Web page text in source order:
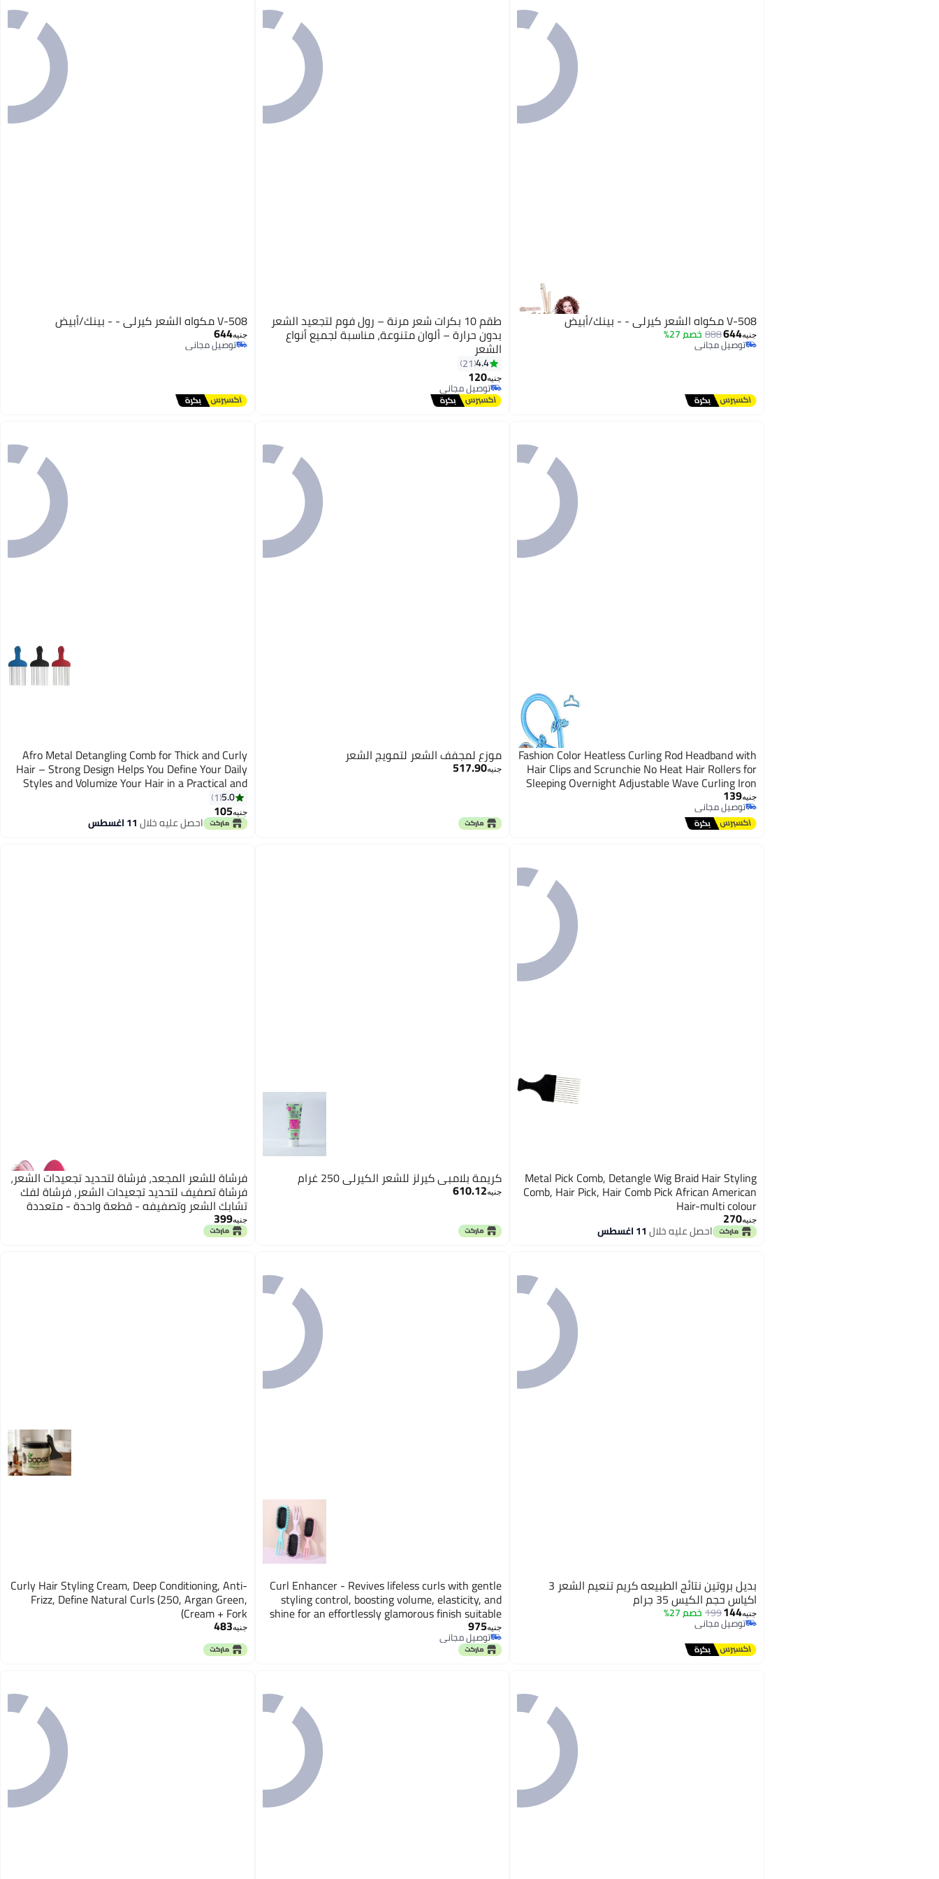
V-508 مكواه الشعر كيرلي - - بينك/أبيض
جنيه644
888 خصم 27%
توصيل مجاني
توصيل مجاني
طقم 10 بكرات شعر مرنة – رول فوم لتجعيد الشعر
بدون حرارة – ألوان متنوعة، مناسبة لجميع أنواع
الشعر
4.4
21
جنيه120
توصيل مجاني
توصيل مجاني
V-508 مكواه الشعر كيرلي - - بينك/أبيض
جنيه644
توصيل مجاني
توصيل مجاني
Fashion Color Heatless Curling Rod Headband with
Hair Clips and Scrunchie No Heat Hair Rollers for
Sleeping Overnight Adjustable Wave Curling Iron
Kit for Long Hair (Blue)
جنيه139
توصيل مجاني
توصيل مجاني
موزع لمجفف الشعر لتمويج الشعر
جنيه517.90
Afro Metal Detangling Comb for Thick and Curly
Hair – Strong Design Helps You Define Your Daily
Styles and Volumize Your Hair in a Practical and
Comfortable Style.
5.0
1
جنيه105
احصل عليه خلال11 اغسطس
Metal Pick Comb, Detangle Wig Braid Hair Styling
Comb, Hair Pick, Hair Comb Pick African American
Hair-multi colour
جنيه270
احصل عليه خلال11 اغسطس
كريمة بلامبي كيرلز للشعر الكيرلي 250 غرام
جنيه610.12
فرشاة للشعر المجعد، فرشاة لتحديد تجعيدات الشعر،
فرشاة تصفيف لتحديد تجعيدات الشعر، فرشاة لفك
تشابك الشعر وتصفيفه - قطعة واحدة - متعددة
الألوان
جنيه399
بديل بروتين نتائج الطبيعه كريم تنعيم الشعر 3
اكياس حجم الكيس 35 جرام
جنيه144
199 خصم 27%
توصيل مجاني
Curl Enhancer - Revives lifeless curls with gentle
styling control, boosting volume, elasticity, and
shine for an effortlessly glamorous finish suitable
for all curl types
جنيه975
توصيل مجاني
توصيل مجاني
Curly Hair Styling Cream, Deep Conditioning, Anti-
Frizz, Define Natural Curls (250, Argan Green,
Cream + Fork)
جنيه483